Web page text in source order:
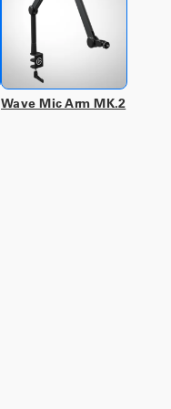
Wave Mic Arm MK.2